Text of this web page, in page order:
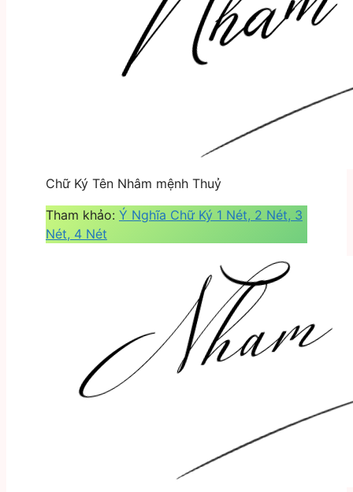
Chữ Ký Tên Nhâm mệnh Thuỷ
Tham khảo: Ý Nghĩa Chữ Ký 1 Nét, 2 Nét, 3
Nét, 4 Nét